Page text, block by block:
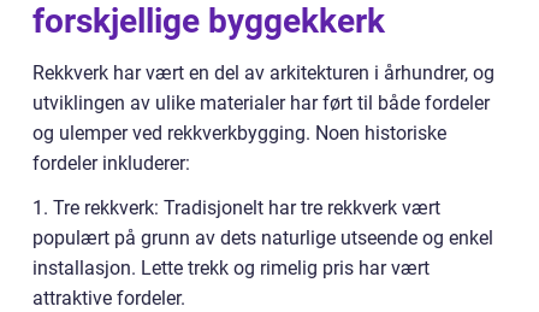
forskjellige byggekkerk
Rekkverk har vært en del av arkitekturen i århundrer, og
utviklingen av ulike materialer har ført til både fordeler
og ulemper ved rekkverkbygging. Noen historiske
fordeler inkluderer:
1. Tre rekkverk: Tradisjonelt har tre rekkverk vært
populært på grunn av dets naturlige utseende og enkel
installasjon. Lette trekk og rimelig pris har vært
attraktive fordeler.